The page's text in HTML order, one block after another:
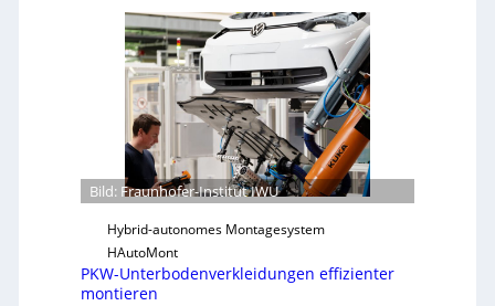
c
t
i
t
f
ü
r
o
f
w
r
a
u
n
o
e
r
-
I
s
Bild: Fraunhofer-Institut IWU
Hybrid-autonomes Montagesystem
HAutoMont
PKW-Unterbodenverkleidungen effizienter
montieren